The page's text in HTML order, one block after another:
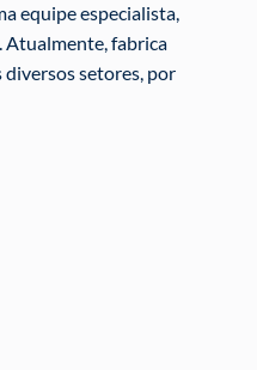
equipe especialista,
Atualmente, fabrica
setores, por